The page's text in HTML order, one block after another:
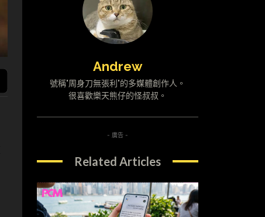
Andrew
號稱"周身刀無張利"的多媒體創作人。
很喜歡樂天熊仔的怪叔叔。
- 廣告 -
Related Articles